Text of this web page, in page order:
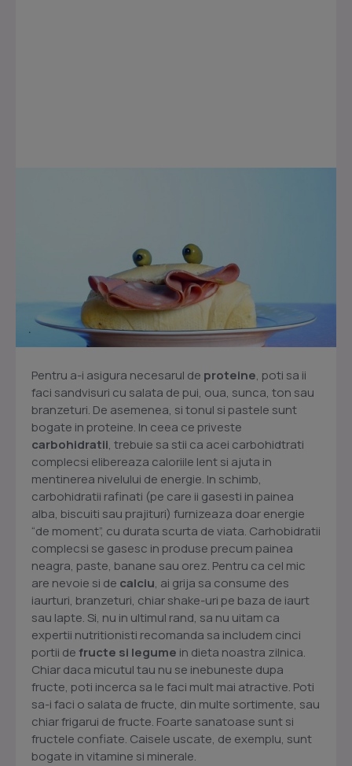
Pentru a-i asigura necesarul de proteine, poti sa ii
faci sandvisuri cu salata de pui, oua, sunca, ton sau
branzeturi. De asemenea, si tonul si pastele sunt
bogate in proteine. In ceea ce priveste
carbohidratii, trebuie sa stii ca acei carbohidtrati
complecsi elibereaza caloriile lent si ajuta in
mentinerea nivelului de energie. In schimb,
carbohidratii rafinati (pe care ii gasesti in painea
alba, biscuiti sau prajituri) furnizeaza doar energie
“de moment”, cu durata scurta de viata. Carhobidratii
complecsi se gasesc in produse precum painea
neagra, paste, banane sau orez. Pentru ca cel mic
are nevoie si de calciu, ai grija sa consume des
iaurturi, branzeturi, chiar shake-uri pe baza de iaurt
sau lapte. Si, nu in ultimul rand, sa nu uitam ca
expertii nutritionisti recomanda sa includem cinci
portii defructe si legume in dieta noastra zilnica.
Chiar daca micutul tau nu se inebuneste dupa
fructe, poti incerca sa le faci mult mai atractive. Poti
sa-i faci o salata de fructe, din multe sortimente, sau
chiar frigarui de fructe. Foarte sanatoase sunt si
fructele confiate. Caisele uscate, de exemplu, sunt
bogate in vitamine si minerale.